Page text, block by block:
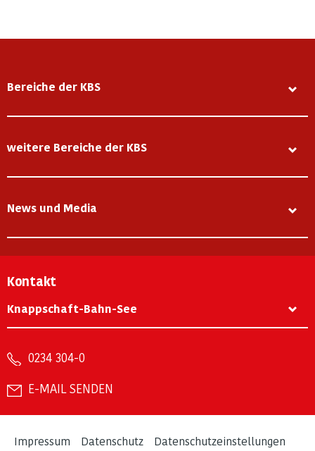
Bereiche der KBS
weitere Bereiche der KBS
News und Media
Kontakt
Knappschaft-Bahn-See
0234 304-0
E-MAIL SENDEN
Impressum Datenschutz Datenschutzeinstellungen